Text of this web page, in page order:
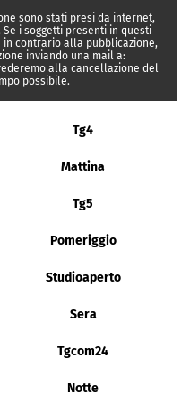
sono stati presi da internet,
i soggetti presenti in questi
contrario alla pubblicazione,
inviando una mail a:
alla cancellazione del
possibile.
Tg4
Mattina
Tg5
Pomeriggio
Studioaperto
Sera
Tgcom24
Notte